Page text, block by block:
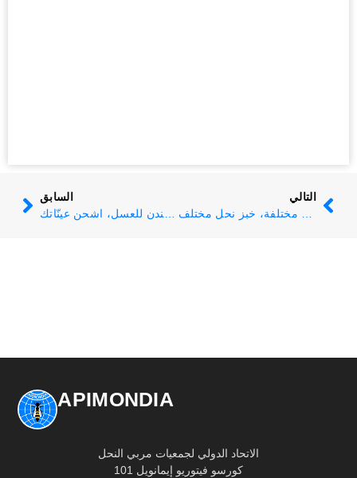
السابق
جائزة لندن للعسل، اشحن عينّاتك!
التالي
APIMONDIA
الاتحاد الدولي لجمعيات مربي النحل
كورسو فيتوريو إيمانويل 101